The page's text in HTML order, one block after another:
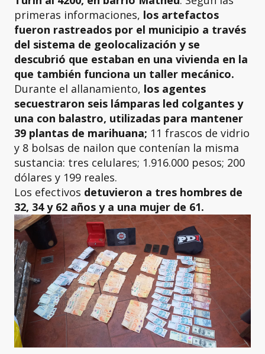
primeras informaciones, los artefactos
fueron rastreados por el municipio a través
del sistema de geolocalización y se
descubrió que estaban en una vivienda en la
que también funciona un taller mecánico.
Durante el allanamiento, los agentes
secuestraron seis lámparas led colgantes y
una con balastro, utilizadas para mantener
39 plantas de marihuana; 11 frascos de vidrio
y 8 bolsas de nailon que contenían la misma
sustancia: tres celulares; 1.916.000 pesos; 200
dólares y 199 reales.
Los efectivos detuvieron a tres hombres de
32, 34 y 62 años y a una mujer de 61.